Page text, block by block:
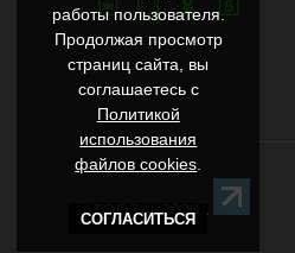
TODZAL 2026
работы пользователя.
Продолжая просмотр
страниц сайта, вы
соглашаетесь с
Политикой
использования
файлов cookies
СОГЛАСИТЬСЯ